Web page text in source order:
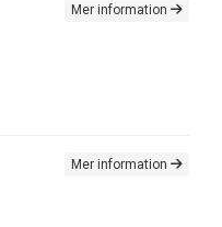
Mer information
Mer information